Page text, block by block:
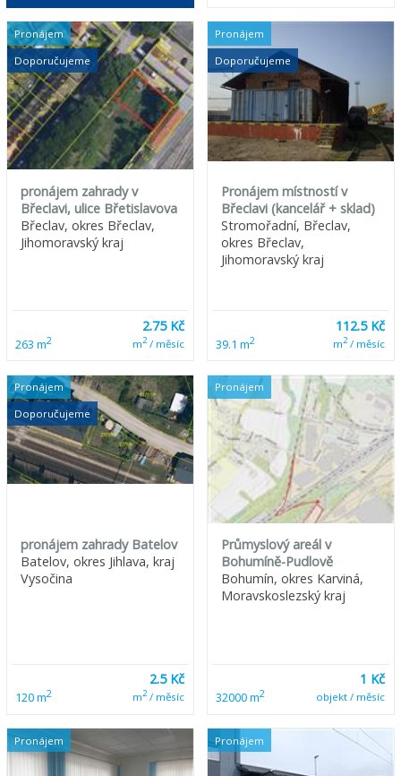
Pronájem
Doporučujeme
pronájem zahrady v
Břeclavi, ulice Břetislavova
Břeclav, okres Břeclav,
Jihomoravský kraj
263 m2
2.75 Kč
m2/ měsíc
Pronájem
Doporučujeme
Pronájem místností v
Břeclavi (kancelář + sklad)
Stromořadní, Břeclav,
okres Břeclav,
Jihomoravský kraj
39.1 m2
112.5 Kč
m2/ měsíc
Pronájem
Doporučujeme
pronájem zahrady Batelov
Batelov, okres Jihlava, kraj
Vysočina
120 m2
2.5 Kč
m2/ měsíc
Pronájem
Průmyslový areál v
Bohumíně-Pudlově
Bohumín, okres Karviná,
Moravskoslezský kraj
32000 m2
1 Kč
objekt / měsíc
Pronájem Pronájem